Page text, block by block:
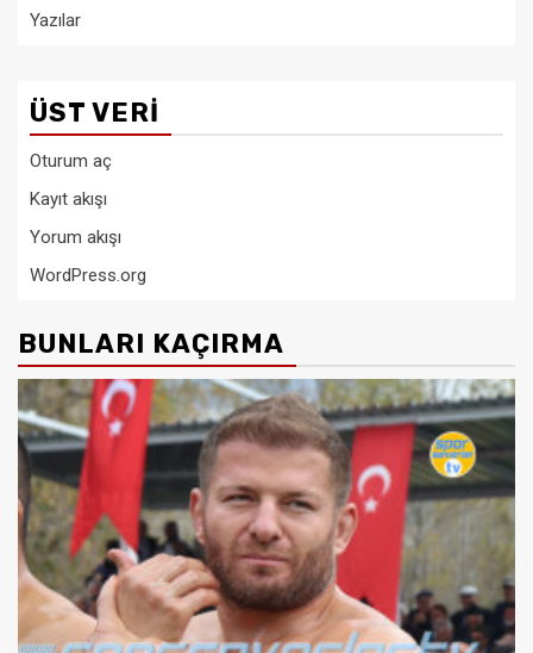
Yazılar
ÜST VERI
Oturum aç
Kayıt akışı
Yorum akışı
WordPress.org
BUNLARI KAÇIRMA